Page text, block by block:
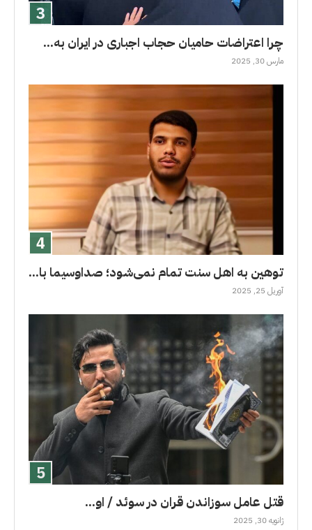
چرا اعتراضات حامیان حجاب اجباری در ایران به...
مارس 30, 2025
توهین به اهل سنت تمام نمی‌شود؛ صداوسیما با...
آوریل 25, 2025
قتل عامل سوزاندن قران در سوئد / او...
ژانویه 30, 2025